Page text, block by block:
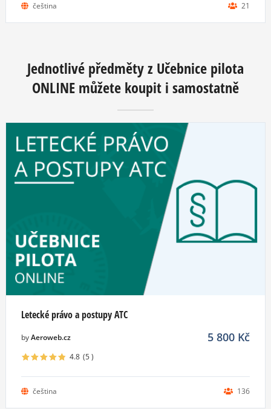
čeština 21
Jednotlivé předměty z Učebnice pilota
ONLINE můžete koupit i samostatně
Letecké právo a postupy ATC
byAeroweb.cz 5 800 Kč
4.8 (5)
čeština 136